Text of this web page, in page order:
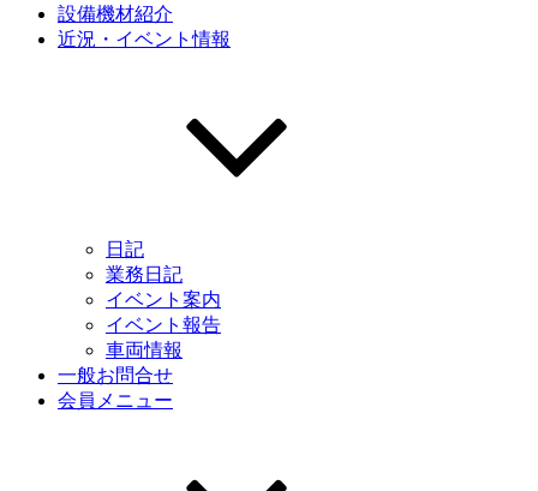
設備機材紹介
近況・イベント情報
日記
業務日記
イベント案内
イベント報告
車両情報
一般お問合せ
会員メニュー